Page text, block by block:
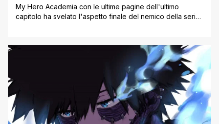
My Hero Academia con le ultime pagine dell'ultimo
capitolo ha svelato l'aspetto finale del nemico della serie
serie prima. Da quando si è unito alla squadra di Tomura
Shigaraki nella League of Villains, Dabi è stato uno [']